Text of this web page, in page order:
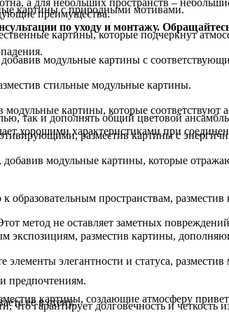
картины с природными мотивами.
картины, которые подчеркнут
модульные картины с
стильные модульные картины.
картины, которые соответствуют
разместив картины с
модульные картины, которые
образовательным пространствам,
экспозициям, разместив картины,
элегантности и статуса,
картины, создающие атмосферу
преимущества:
хорошими характеристиками при
метод не оставляет заметных
ее в стену.
а для небольших пространств –
так и дополнять общий цветовой
предпочтениям.
гарантирует долговечность и четкость
по уходу и монтажу.